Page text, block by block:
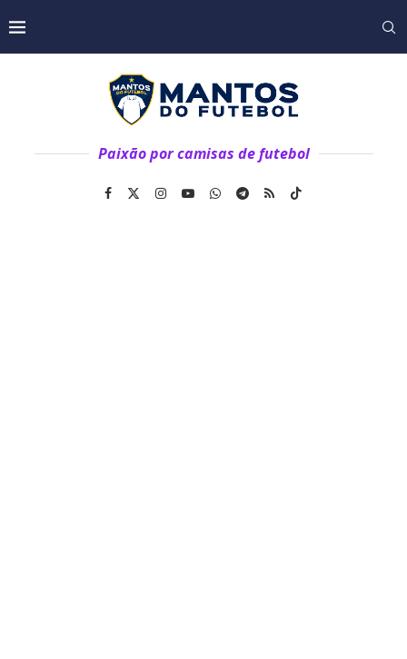
Paixão por camisas de futebol